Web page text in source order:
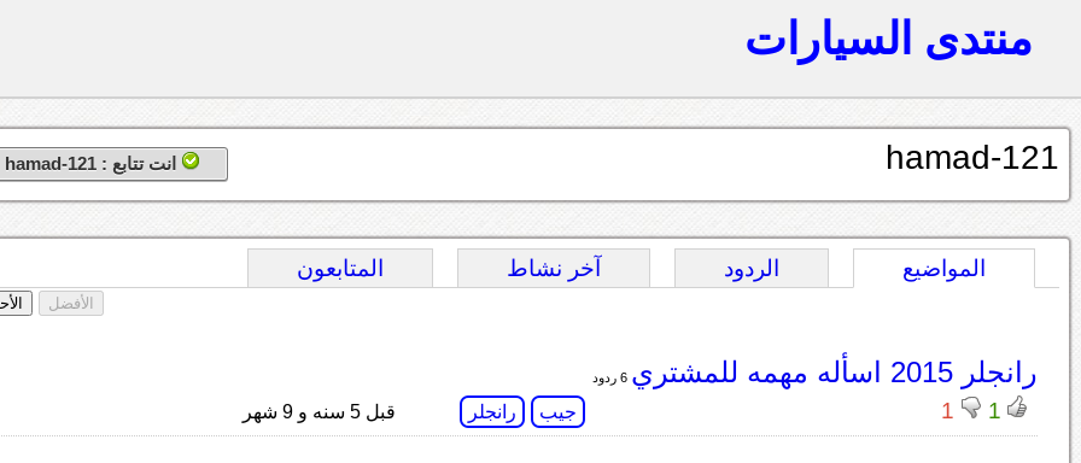
منتدى السيارات
hamad-121 انت تتابع : hamad-121
المواضيع الردود آخر نشاط المتابعون
الأفضل
رانجلر 2015 اسأله مهمه للمشتري 6 ردود
1
1 جيب رانجلر قبل 5 سنه و 9 شهر